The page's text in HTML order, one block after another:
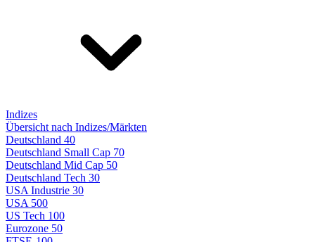
Indizes
Übersicht nach Indizes/Märkten
Deutschland 40
Deutschland Small Cap 70
Deutschland Mid Cap 50
Deutschland Tech 30
USA Industrie 30
USA 500
US Tech 100
Eurozone 50